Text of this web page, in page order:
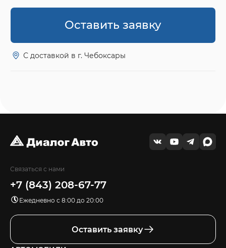
Оставить заявку
С доставкой в г. Чебоксары
Связаться с нами
+7 (843) 208-67-77
Ежедневно с 8:00 до 20:00
Оставить заявку